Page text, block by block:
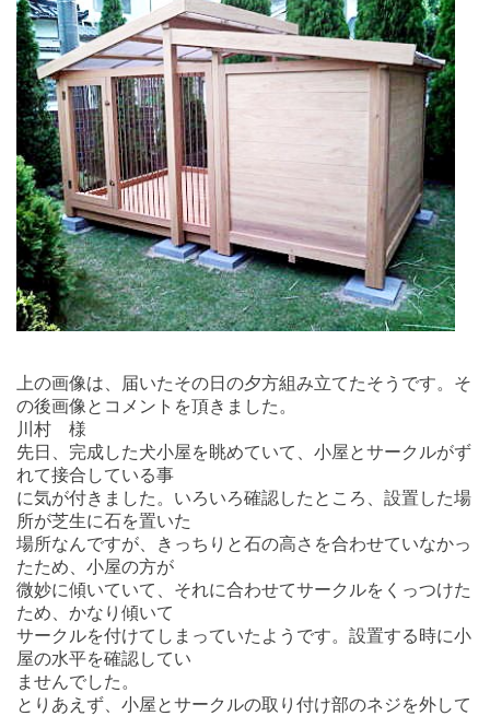
上の画像は、届いたその日の夕方組み立てたそうです。そ
の後画像とコメントを頂きました。
川村 様
先日、完成した犬小屋を眺めていて、小屋とサークルがず
れて接合している事
に気が付きました。いろいろ確認したところ、設置した場
所が芝生に石を置いた
場所なんですが、きっちりと石の高さを合わせていなかっ
たため、小屋の方が
微妙に傾いていて、それに合わせてサークルをくっつけた
ため、かなり傾いて
サークルを付けてしまっていたようです。設置する時に小
屋の水平を確認してい
ませんでした。
とりあえず、小屋とサークルの取り付け部のネジを外して